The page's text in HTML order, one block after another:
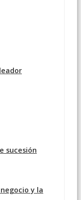
sucesión
y la